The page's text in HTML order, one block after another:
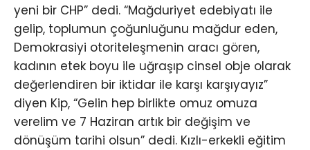
yeni bir CHP” dedi. “Mağduriyet edebiyatı ile
gelip, toplumun çoğunluğunu mağdur eden,
Demokrasiyi otoriteleşmenin aracı gören,
kadının etek boyu ile uğraşıp cinsel obje olarak
değerlendiren bir iktidar ile karşı karşıyayız”
diyen Kip, “Gelin hep birlikte omuz omuza
verelim ve 7 Haziran artık bir değişim ve
dönüşüm tarihi olsun” dedi. Kızlı-erkekli eğitim